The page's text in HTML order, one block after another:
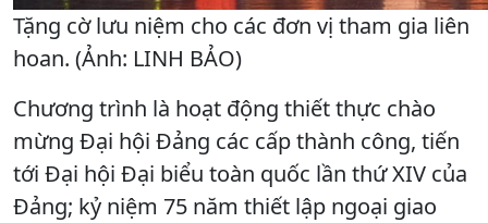
Tặng cờ lưu niệm cho các đơn vị tham gia liên
hoan. (Ảnh: LINH BẢO)
Chương trình là hoạt động thiết thực chào
mừng Đại hội Đảng các cấp thành công, tiến
tới Đại hội Đại biểu toàn quốc lần thứ XIV của
Đảng; kỷ niệm 75 năm thiết lập ngoại giao